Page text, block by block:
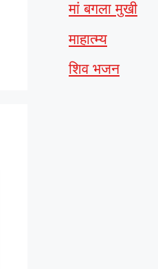
मां बगला मुखी
माहात्म्य
शिव भजन